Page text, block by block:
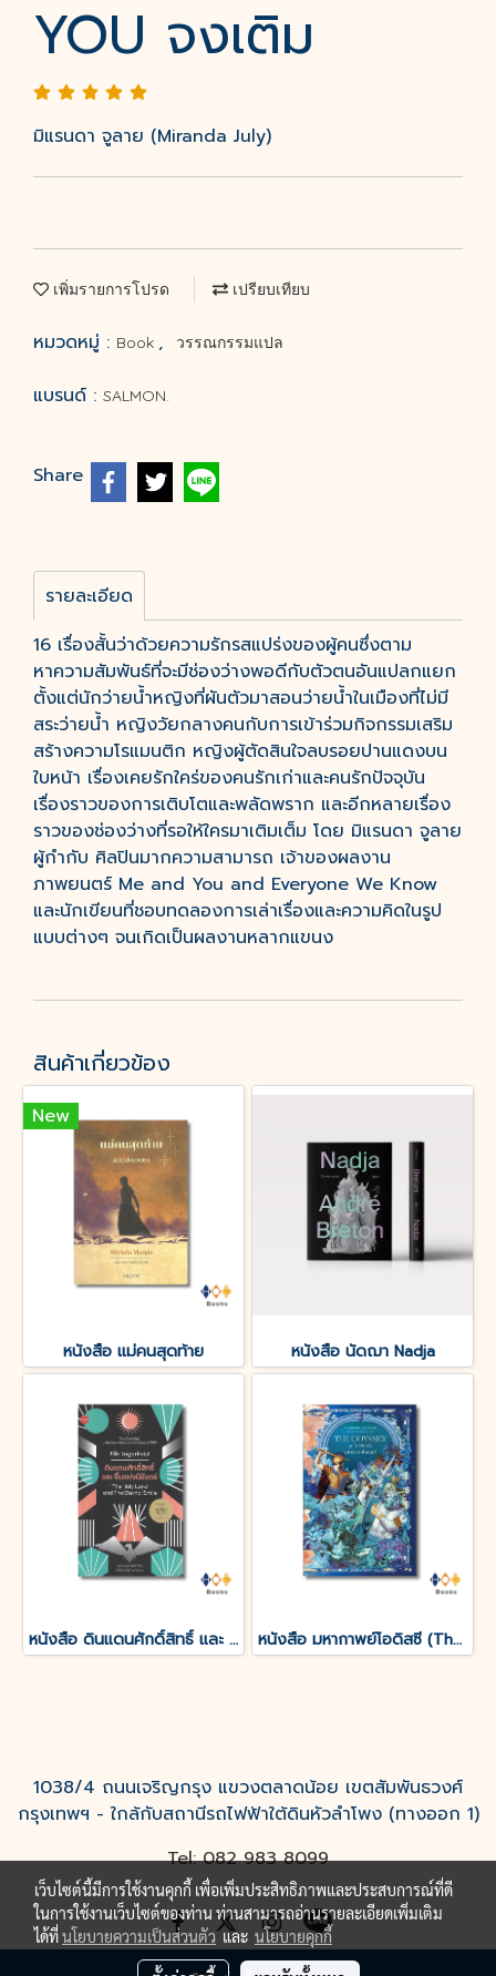
YOU จงเติม
มิแรนดา จูลาย (Miranda July)
เพิ่มรายการโปรด เปรียบเทียบ
หมวดหมู่ : Book , วรรณกรรมแปล
แบรนด์ : SALMON.
Share
รายละเอียด
16 เรื่องสั้นว่าด้วยความรักรสแปร่งของผู้คนซึ่งตาม
หาความสัมพันธ์ที่จะมีช่องว่างพอดีกับตัวตนอันแปลกแยก
ตั้งแต่นักว่ายน้ำหญิงที่ผันตัวมาสอนว่ายน้ำในเมืองที่ไม่มี
สระว่ายน้ำ หญิงวัยกลางคนกับการเข้าร่วมกิจกรรมเสริม
สร้างความโรแมนติก หญิงผู้ตัดสินใจลบรอยปานแดงบน
ใบหน้า เรื่องเคยรักใคร่ของคนรักเก่าและคนรักปัจจุบัน
เรื่องราวของการเติบโตและพลัดพราก และอีกหลายเรื่อง
ราวของช่องว่างที่รอให้ใครมาเติมเต็ม โดย มิแรนดา จูลาย
ผู้กำกับ ศิลปินมากความสามารถ เจ้าของผลงาน
ภาพยนตร์ Me and You and Everyone We Know
และนักเขียนที่ชอบทดลองการเล่าเรื่องและความคิดในรูป
แบบต่างๆ จนเกิดเป็นผลงานหลากแขนง
สินค้าเกี่ยวข้อง
New
หนังสือ แม่คนสุดท้าย หนังสือ นัดฌา Nadja
หนังสือ ดินแดนศักดิ์สิทธิ์ และ ยิ้มแห่งนิรันดร์ หนังสือ มหากาพย์โอดิสซี (The Odyssey of Homer)
1038/4 ถนนเจริญกรุง แขวงตลาดน้อย เขตสัมพันธวงศ์
กรุงเทพฯ - ใกล้กับสถานีรถไฟฟ้าใต้ดินหัวลำโพง (ทางออก 1)
Tel: 082 983 8099
เว็บไซต์นี้มีการใช้งานคุกกี้ เพื่อเพิ่มประสิทธิภาพและประสบการณ์ที่ดี
ในการใช้งานเว็บไซต์ของท่าน ท่านสามารถอ่านรายละเอียดเพิ่มเติม
ได้ที่นโยบายความเป็นส่วนตัวและ นโยบายคุกกี้